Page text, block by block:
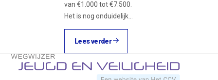
van €1.000 tot €7.500.
Het is nog onduidelijk…
Lees verder
Terug naar de startpagina